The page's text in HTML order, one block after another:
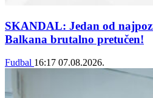
SKANDAL: Jedan od
Balkana brutalno pretučen!
Fudbal 16:17 07.08.2026.